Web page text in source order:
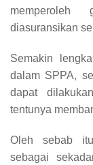
memperoleh
diasuransikan
Semakin
dalam SPPA,
dapat
tentunya
Oleh sebab
sebagai